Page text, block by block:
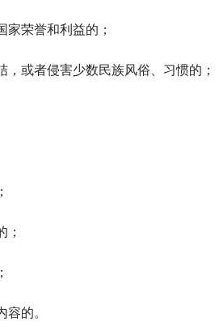
家荣誉和利益的；
，或者侵害少数民族风俗、习惯的；
的。